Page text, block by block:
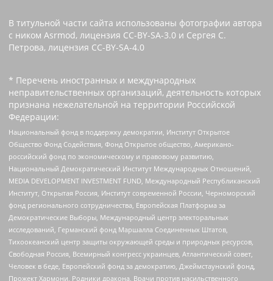
В титульной части сайта использованы фотографии автора
с ником Asrmod, лицензия CC-BY-SA-3.0 и Сергея С.
Петрова, лицензия CC-BY-SA-4.0
* Перечень иностранных и международных
неправительственных организаций, деятельность которых
признана нежелательной на территории Российской
Федерации:
Национальный фонд в поддержку демократии, Институт Открытое
Общество Фонд Содействия, Фонд Открытое общество, Американо-
российский фонд по экономическому и правовому развитию,
Национальный Демократический Институт Международных Отношений,
MEDIA DEVELOPMENT INVESTMENT FUND, Международный Республиканский
Институт, Открытая Россия, Институт современной России, Черноморский
фонд регионального сотрудничества, Европейская Платформа за
Демократические Выборы, Международный центр электоральных
исследований, Германский фонд Маршалла Соединенных Штатов,
Тихоокеанский центр защиты окружающей среды и природных ресурсов,
Свободная Россия, Всемирный конгресс украинцев, Атлантический совет,
Человек в беде, Европейский фонд за демократию, Джеймстаунский фонд,
Прожект Хармони, Родники дракона, Врачи против насильственного